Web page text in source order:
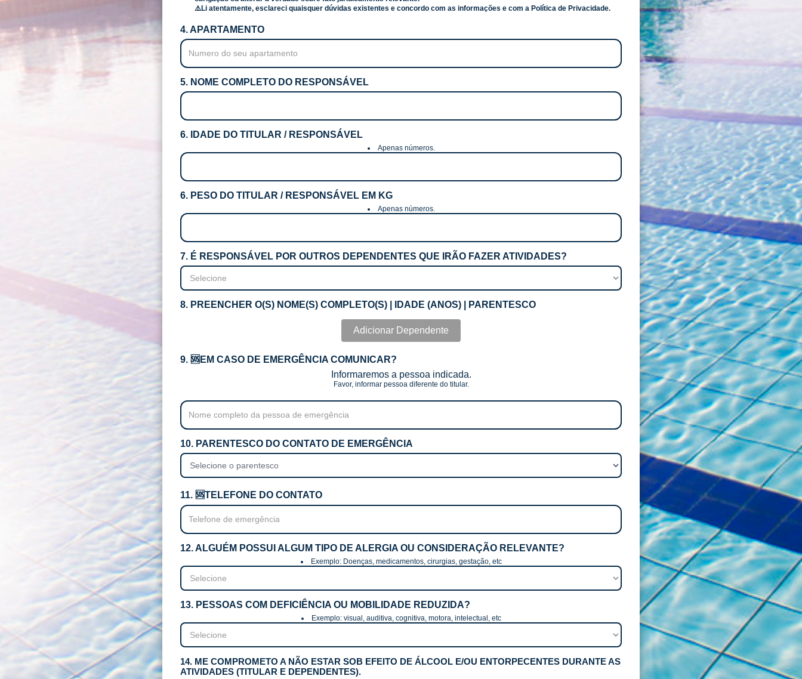
⚠️Li atentamente, esclareci quaisquer dúvidas existentes e concordo com as informações e com a Política de Privacidade.
4. APARTAMENTO
5. NOME COMPLETO DO RESPONSÁVEL
6. IDADE DO TITULAR / RESPONSÁVEL
Apenas números.
6. PESO DO TITULAR / RESPONSÁVEL EM KG
Apenas números.
7. É RESPONSÁVEL POR OUTROS DEPENDENTES QUE IRÃO FAZER ATIVIDADES?
8. PREENCHER O(S) NOME(S) COMPLETO(S) | IDADE (ANOS) | PARENTESCO
Adicionar Dependente
9. 🆘️EM CASO DE EMERGÊNCIA COMUNICAR?
Informaremos a pessoa indicada.
Favor, informar pessoa diferente do titular.
10. PARENTESCO DO CONTATO DE EMERGÊNCIA
11. 🆘️TELEFONE DO CONTATO
12. ALGUÉM POSSUI ALGUM TIPO DE ALERGIA OU CONSIDERAÇÃO RELEVANTE?
Exemplo: Doenças, medicamentos, cirurgias, gestação, etc
13. PESSOAS COM DEFICIÊNCIA OU MOBILIDADE REDUZIDA?
Exemplo: visual, auditiva, cognitiva, motora, intelectual, etc
14. ME COMPROMETO A NÃO ESTAR SOB EFEITO DE ÁLCOOL E/OU ENTORPECENTES DURANTE AS
ATIVIDADES (TITULAR E DEPENDENTES).